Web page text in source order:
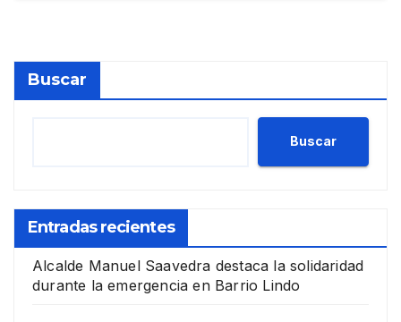
Buscar
Buscar
Entradas recientes
Alcalde Manuel Saavedra destaca la solidaridad
durante la emergencia en Barrio Lindo